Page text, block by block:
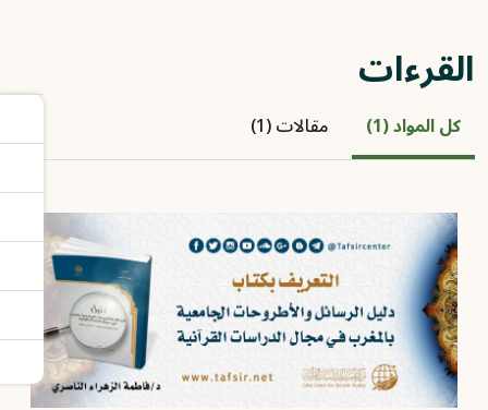
القرءات
كل المواد (1) مقالات (1)